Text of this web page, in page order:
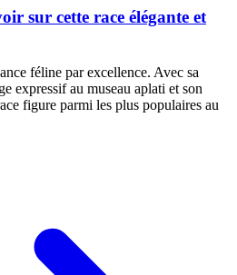
sur cette race élégante et
féline par excellence. Avec sa
expressif au museau aplati et son
figure parmi les plus populaires au